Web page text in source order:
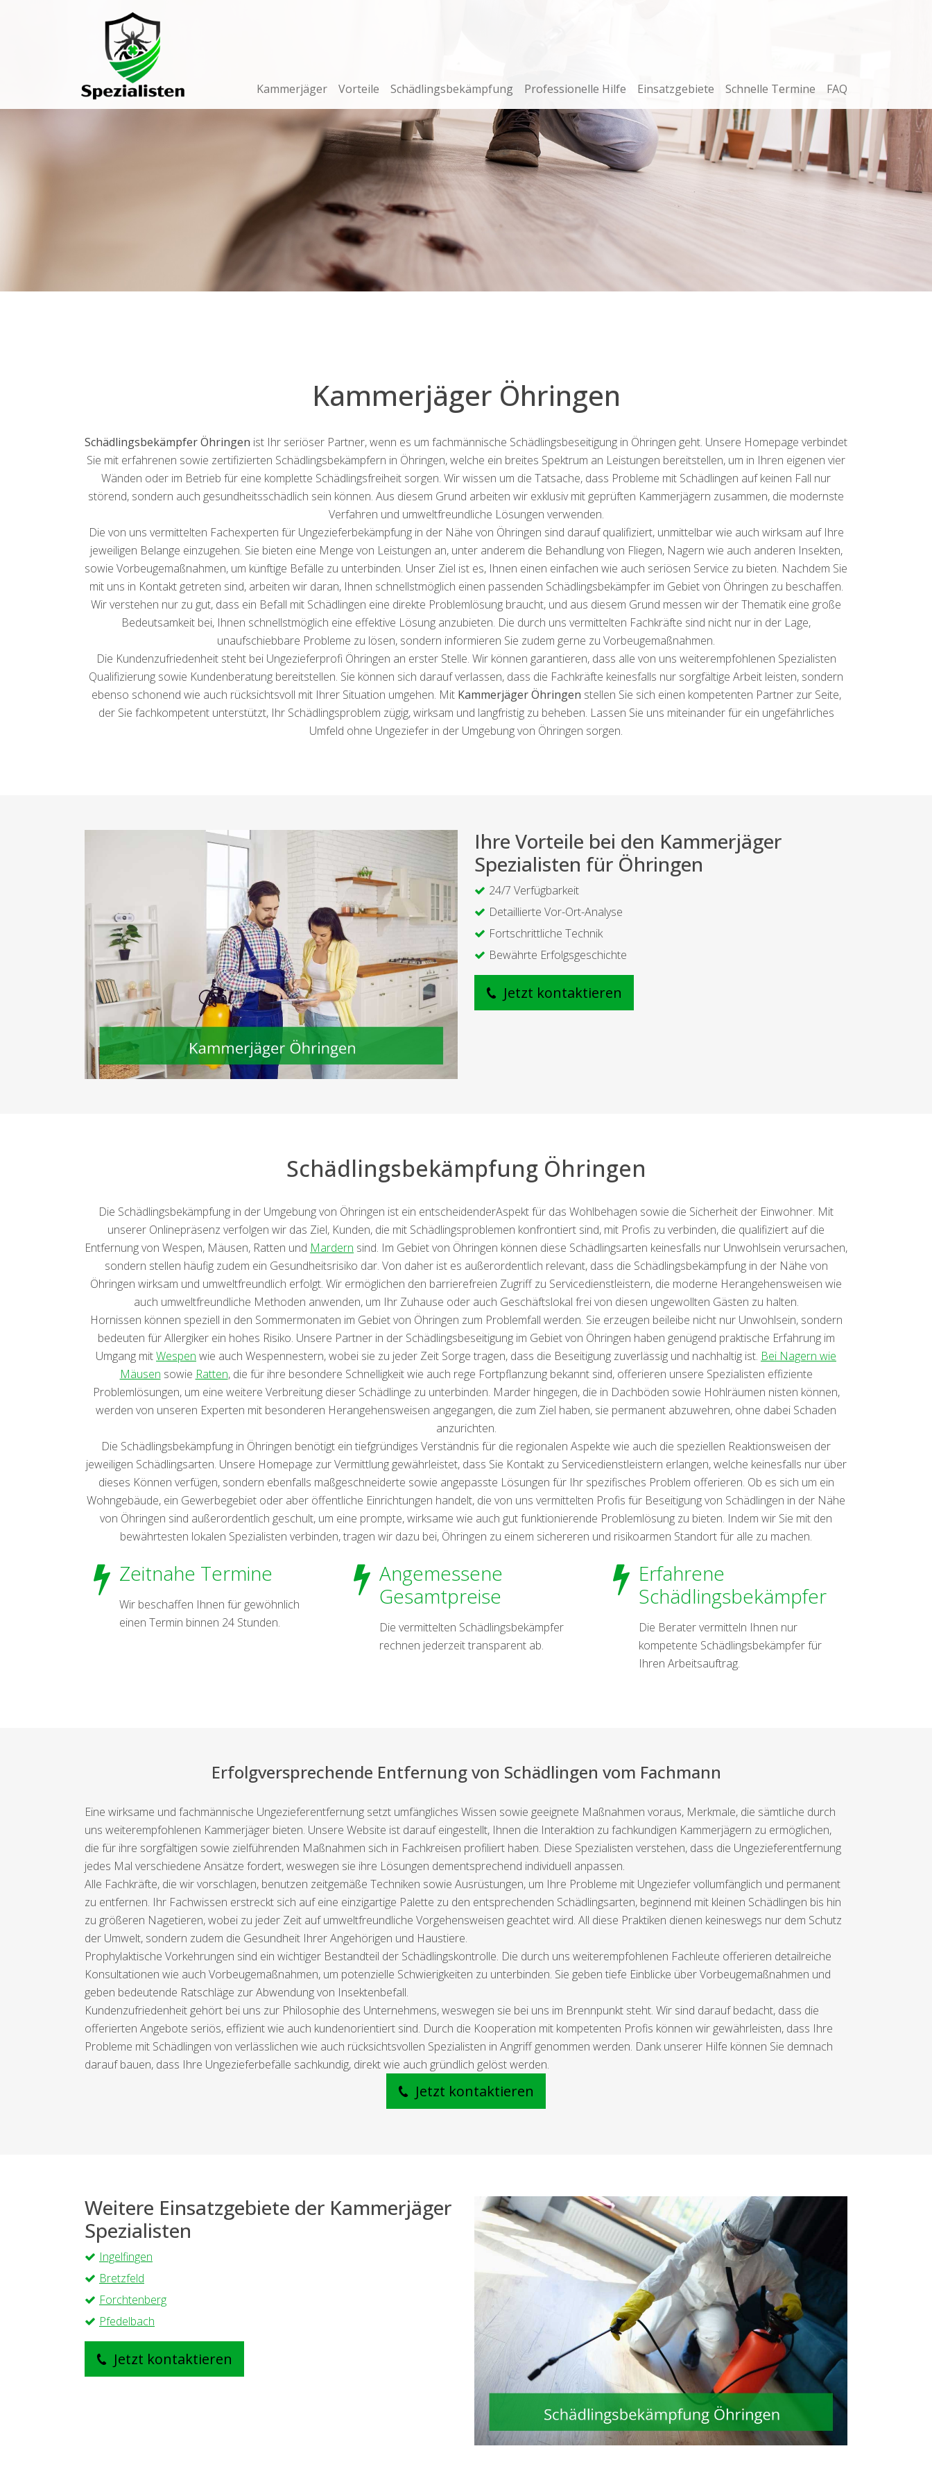
Navigation
Kammerjäger Vorteile Schädlingsbekämpfung Professionelle Hilfe Einsatzgebiete Schnelle Termine FAQ
Kammerjäger Öhringen
Schädlingsbekämpfer Öhringen ist Ihr seriöser Partner, wenn es um fachmännische Schädlingsbeseitigung in Öhringen geht. Unsere Homepage verbindet
Sie mit erfahrenen sowie zertifizierten Schädlingsbekämpfern in Öhringen, welche ein breites Spektrum an Leistungen bereitstellen, um in Ihren eigenen vier
Wänden oder im Betrieb für eine komplette Schädlingsfreiheit sorgen. Wir wissen um die Tatsache, dass Probleme mit Schädlingen auf keinen Fall nur
störend, sondern auch gesundheitsschädlich sein können. Aus diesem Grund arbeiten wir exklusiv mit geprüften Kammerjägern zusammen, die modernste
Verfahren und umweltfreundliche Lösungen verwenden.
Die von uns vermittelten Fachexperten für Ungezieferbekämpfung in der Nähe von Öhringen sind darauf qualifiziert, unmittelbar wie auch wirksam auf Ihre
jeweiligen Belange einzugehen. Sie bieten eine Menge von Leistungen an, unter anderem die Behandlung von Fliegen, Nagern wie auch anderen Insekten,
sowie Vorbeugemaßnahmen, um künftige Befälle zu unterbinden. Unser Ziel ist es, Ihnen einen einfachen wie auch seriösen Service zu bieten. Nachdem Sie
mit uns in Kontakt getreten sind, arbeiten wir daran, Ihnen schnellstmöglich einen passenden Schädlingsbekämpfer im Gebiet von Öhringen zu beschaffen.
Wir verstehen nur zu gut, dass ein Befall mit Schädlingen eine direkte Problemlösung braucht, und aus diesem Grund messen wir der Thematik eine große
Bedeutsamkeit bei, Ihnen schnellstmöglich eine effektive Lösung anzubieten. Die durch uns vermittelten Fachkräfte sind nicht nur in der Lage,
unaufschiebbare Probleme zu lösen, sondern informieren Sie zudem gerne zu Vorbeugemaßnahmen.
Die Kundenzufriedenheit steht bei Ungezieferprofi Öhringen an erster Stelle. Wir können garantieren, dass alle von uns weiterempfohlenen Spezialisten
Qualifizierung sowie Kundenberatung bereitstellen. Sie können sich darauf verlassen, dass die Fachkräfte keinesfalls nur sorgfältige Arbeit leisten, sondern
ebenso schonend wie auch rücksichtsvoll mit Ihrer Situation umgehen. Mit Kammerjäger Öhringen stellen Sie sich einen kompetenten Partner zur Seite,
der Sie fachkompetent unterstützt, Ihr Schädlingsproblem zügig, wirksam und langfristig zu beheben. Lassen Sie uns miteinander für ein ungefährliches
Umfeld ohne Ungeziefer in der Umgebung von Öhringen sorgen.
Ihre Vorteile bei den Kammerjäger
Spezialisten für Öhringen
24/7 Verfügbarkeit
Detaillierte Vor-Ort-Analyse
Fortschrittliche Technik
Bewährte Erfolgsgeschichte
Jetzt kontaktieren
Schädlingsbekämpfung Öhringen
Die Schädlingsbekämpfung in der Umgebung von Öhringen ist ein entscheidenderAspekt für das Wohlbehagen sowie die Sicherheit der Einwohner. Mit
unserer Onlinepräsenz verfolgen wir das Ziel, Kunden, die mit Schädlingsproblemen konfrontiert sind, mit Profis zu verbinden, die qualifiziert auf die
Entfernung von Wespen, Mäusen, Ratten und Mardern sind. Im Gebiet von Öhringen können diese Schädlingsarten keinesfalls nur Unwohlsein verursachen,
sondern stellen häufig zudem ein Gesundheitsrisiko dar. Von daher ist es außerordentlich relevant, dass die Schädlingsbekämpfung in der Nähe von
Öhringen wirksam und umweltfreundlich erfolgt. Wir ermöglichen den barrierefreien Zugriff zu Servicedienstleistern, die moderne Herangehensweisen wie
auch umweltfreundliche Methoden anwenden, um Ihr Zuhause oder auch Geschäftslokal frei von diesen ungewollten Gästen zu halten.
Hornissen können speziell in den Sommermonaten im Gebiet von Öhringen zum Problemfall werden. Sie erzeugen beileibe nicht nur Unwohlsein, sondern
bedeuten für Allergiker ein hohes Risiko. Unsere Partner in der Schädlingsbeseitigung im Gebiet von Öhringen haben genügend praktische Erfahrung im
Umgang mitWespen wie auch Wespennestern, wobei sie zu jeder Zeit Sorge tragen, dass die Beseitigung zuverlässig und nachhaltig ist. Bei Nagern wie
Mäusen sowie Ratten, die für ihre besondere Schnelligkeit wie auch rege Fortpflanzung bekannt sind, offerieren unsere Spezialisten effiziente
Problemlösungen, um eine weitere Verbreitung dieser Schädlinge zu unterbinden. Marder hingegen, die in Dachböden sowie Hohlräumen nisten können,
werden von unseren Experten mit besonderen Herangehensweisen angegangen, die zum Ziel haben, sie permanent abzuwehren, ohne dabei Schaden
anzurichten.
Die Schädlingsbekämpfung in Öhringen benötigt ein tiefgründiges Verständnis für die regionalen Aspekte wie auch die speziellen Reaktionsweisen der
jeweiligen Schädlingsarten. Unsere Homepage zur Vermittlung gewährleistet, dass Sie Kontakt zu Servicedienstleistern erlangen, welche keinesfalls nur über
dieses Können verfügen, sondern ebenfalls maßgeschneiderte sowie angepasste Lösungen für Ihr spezifisches Problem offerieren. Ob es sich um ein
Wohngebäude, ein Gewerbegebiet oder aber öffentliche Einrichtungen handelt, die von uns vermittelten Profis für Beseitigung von Schädlingen in der Nähe
von Öhringen sind außerordentlich geschult, um eine prompte, wirksame wie auch gut funktionierende Problemlösung zu bieten. Indem wir Sie mit den
bewährtesten lokalen Spezialisten verbinden, tragen wir dazu bei, Öhringen zu einem sichereren und risikoarmen Standort für alle zu machen.
Zeitnahe Termine
Wir beschaffen Ihnen für gewöhnlich
einen Termin binnen 24 Stunden.
Angemessene
Gesamtpreise
Die vermittelten Schädlingsbekämpfer
rechnen jederzeit transparent ab.
Erfahrene
Schädlingsbekämpfer
Die Berater vermitteln Ihnen nur
kompetente Schädlingsbekämpfer für
Ihren Arbeitsauftrag.
Erfolgversprechende Entfernung von Schädlingen vom Fachmann
Eine wirksame und fachmännische Ungezieferentfernung setzt umfängliches Wissen sowie geeignete Maßnahmen voraus, Merkmale, die sämtliche durch
uns weiterempfohlenen Kammerjäger bieten. Unsere Website ist darauf eingestellt, Ihnen die Interaktion zu fachkundigen Kammerjägern zu ermöglichen,
die für ihre sorgfältigen sowie zielführenden Maßnahmen sich in Fachkreisen profiliert haben. Diese Spezialisten verstehen, dass die Ungezieferentfernung
jedes Mal verschiedene Ansätze fordert, weswegen sie ihre Lösungen dementsprechend individuell anpassen.
Alle Fachkräfte, die wir vorschlagen, benutzen zeitgemäße Techniken sowie Ausrüstungen, um Ihre Probleme mit Ungeziefer vollumfänglich und permanent
zu entfernen. Ihr Fachwissen erstreckt sich auf eine einzigartige Palette zu den entsprechenden Schädlingsarten, beginnend mit kleinen Schädlingen bis hin
zu größeren Nagetieren, wobei zu jeder Zeit auf umweltfreundliche Vorgehensweisen geachtet wird. All diese Praktiken dienen keineswegs nur dem Schutz
der Umwelt, sondern zudem die Gesundheit Ihrer Angehörigen und Haustiere.
Prophylaktische Vorkehrungen sind ein wichtiger Bestandteil der Schädlingskontrolle. Die durch uns weiterempfohlenen Fachleute offerieren detailreiche
Konsultationen wie auch Vorbeugemaßnahmen, um potenzielle Schwierigkeiten zu unterbinden. Sie geben tiefe Einblicke über Vorbeugemaßnahmen und
geben bedeutende Ratschläge zur Abwendung von Insektenbefall.
Kundenzufriedenheit gehört bei uns zur Philosophie des Unternehmens, weswegen sie bei uns im Brennpunkt steht. Wir sind darauf bedacht, dass die
offerierten Angebote seriös, effizient wie auch kundenorientiert sind. Durch die Kooperation mit kompetenten Profis können wir gewährleisten, dass Ihre
Probleme mit Schädlingen von verlässlichen wie auch rücksichtsvollen Spezialisten in Angriff genommen werden. Dank unserer Hilfe können Sie demnach
darauf bauen, dass Ihre Ungezieferbefälle sachkundig, direkt wie auch gründlich gelöst werden.
Jetzt kontaktieren
Weitere Einsatzgebiete der Kammerjäger
Spezialisten
Ingelfingen
Bretzfeld
Forchtenberg
Pfedelbach
Jetzt kontaktieren